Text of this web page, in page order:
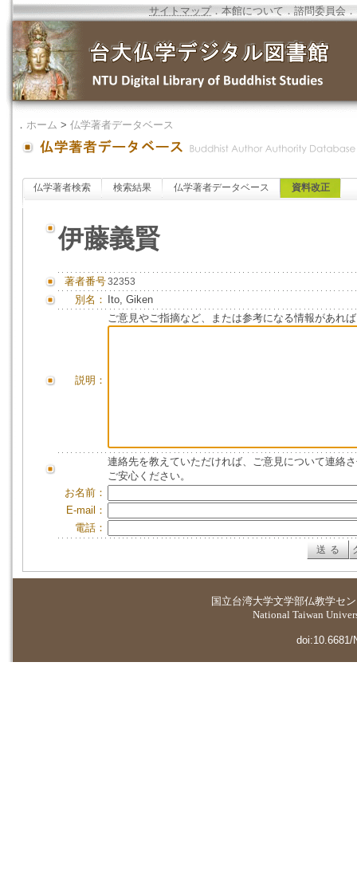
サイトマップ．本館について ．諮問委員会 ．
． ホーム > 仏学著者データベース
仏学著者検索 検索結果 仏学著者データベース 資料改正
伊藤義賢
著者番号32353
別名： Ito, Giken
説明：
ご意見やご指摘など、または参考になる情報があれ
連絡先を教えていただければ、ご意見について連絡
ご安心ください。
お名前：
E-mail：
電話：
国立台湾大学文学部仏教学セ
National Taiwan
doi:10.6681/